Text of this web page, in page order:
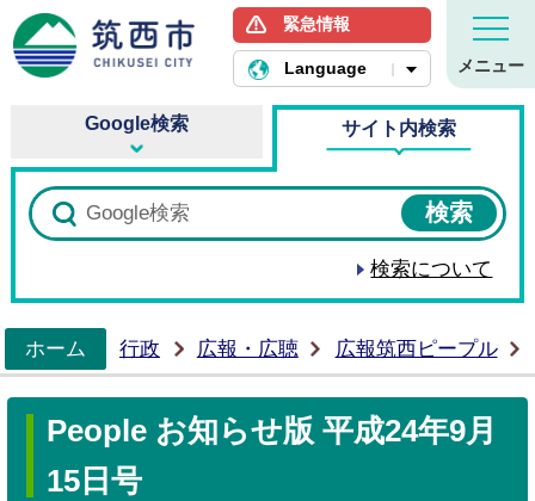
筑西市ホームページ
緊急情報
Language メニュー
Google検索 サイト内検索
検索について
ホーム
行政 広報・広聴 広報筑西ピープル
People お知らせ版 平成24年9月
15日号